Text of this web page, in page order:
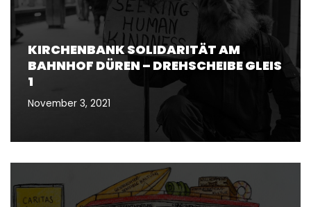
KIRCHENBANK SOLIDARITÄT AM
BAHNHOF DÜREN – DREHSCHEIBE GLEIS
1
November 3, 2021